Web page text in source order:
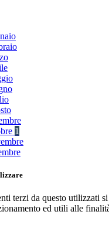
1
terzi da questo utilizzati
ed utili alle